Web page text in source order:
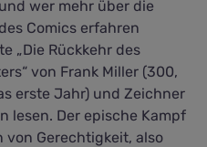
wer mehr über die
Comics erfahren
„Die Rückkehr des
von Frank Miller (300,
erste Jahr) und Zeichner
lesen. Der epische Kampf
von Gerechtigkeit, also